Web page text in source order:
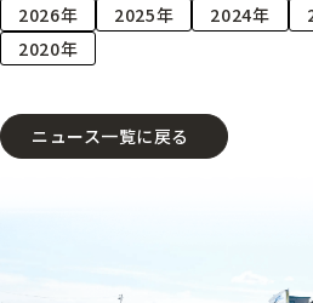
2026年 2025年 2024年
2020年
ニュース一覧に戻る